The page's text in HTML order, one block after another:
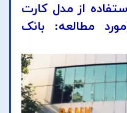
از مدل کارت
مطالعه: بانک